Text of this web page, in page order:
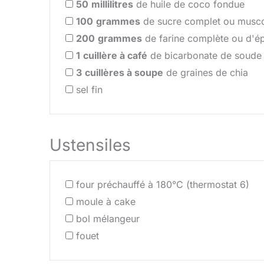
50 millilitres de huile de coco fondue
100 grammes de sucre complet ou
200 grammes de farine complète ou
1 cuillère à café de bicarbonate de soude
3 cuillères à soupe de graines de chia
sel fin
Ustensiles
four préchauffé à 180°C (thermostat 6)
moule à cake
bol mélangeur
fouet